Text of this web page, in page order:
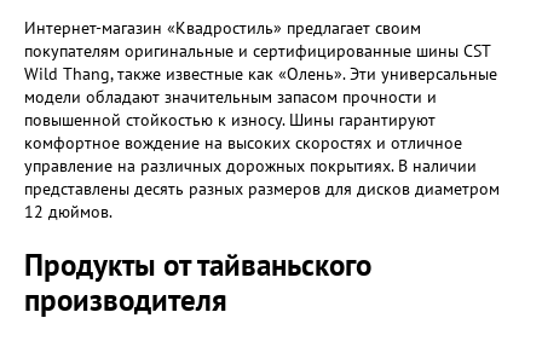
Интернет-магазин «Квадростиль» предлагает своим
покупателям оригинальные и сертифицированные шины CST
Wild Thang, также известные как «Олень». Эти универсальные
модели обладают значительным запасом прочности и
повышенной стойкостью к износу. Шины гарантируют
комфортное вождение на высоких скоростях и отличное
управление на различных дорожных покрытиях. В наличии
представлены десять разных размеров для дисков диаметром
12 дюймов.
Продукты от тайваньского
производителя